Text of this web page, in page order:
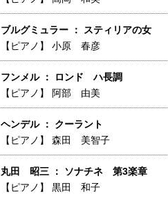
ブルグミュラー ： スティリアの女
【ピアノ】小原 春彦
フンメル ： ロンド ハ長調
【ピアノ】 阿部 由美
ヘンデル ： クーラント
【ピアノ】森田 美智子
丸田 昭三 ： ソナチネ 第3楽章
【ピアノ】黒田 和子